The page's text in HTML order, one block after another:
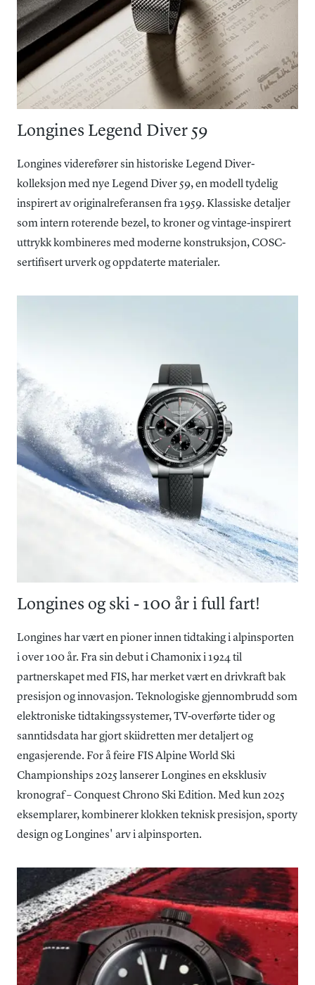
Longines Legend Diver 59
Longines viderefører sin historiske Legend Diver-
kolleksjon med nye Legend Diver 59, en modell tydelig
inspirert av originalreferansen fra 1959. Klassiske detaljer
som intern roterende bezel, to kroner og vintage-inspirert
uttrykk kombineres med moderne konstruksjon, COSC-
sertifisert urverk og oppdaterte materialer.
Longines og ski - 100 år i full fart!
Longines har vært en pioner innen tidtaking i alpinsporten
i over 100 år. Fra sin debut i Chamonix i 1924 til
partnerskapet med FIS, har merket vært en drivkraft bak
presisjon og innovasjon. Teknologiske gjennombrudd som
elektroniske tidtakingssystemer, TV-overførte tider og
sanntidsdata har gjort skiidretten mer detaljert og
engasjerende. For å feire FIS Alpine World Ski
Championships 2025 lanserer Longines en eksklusiv
kronograf – Conquest Chrono Ski Edition. Med kun 2025
eksemplarer, kombinerer klokken teknisk presisjon, sporty
design og Longines' arv i alpinsporten.